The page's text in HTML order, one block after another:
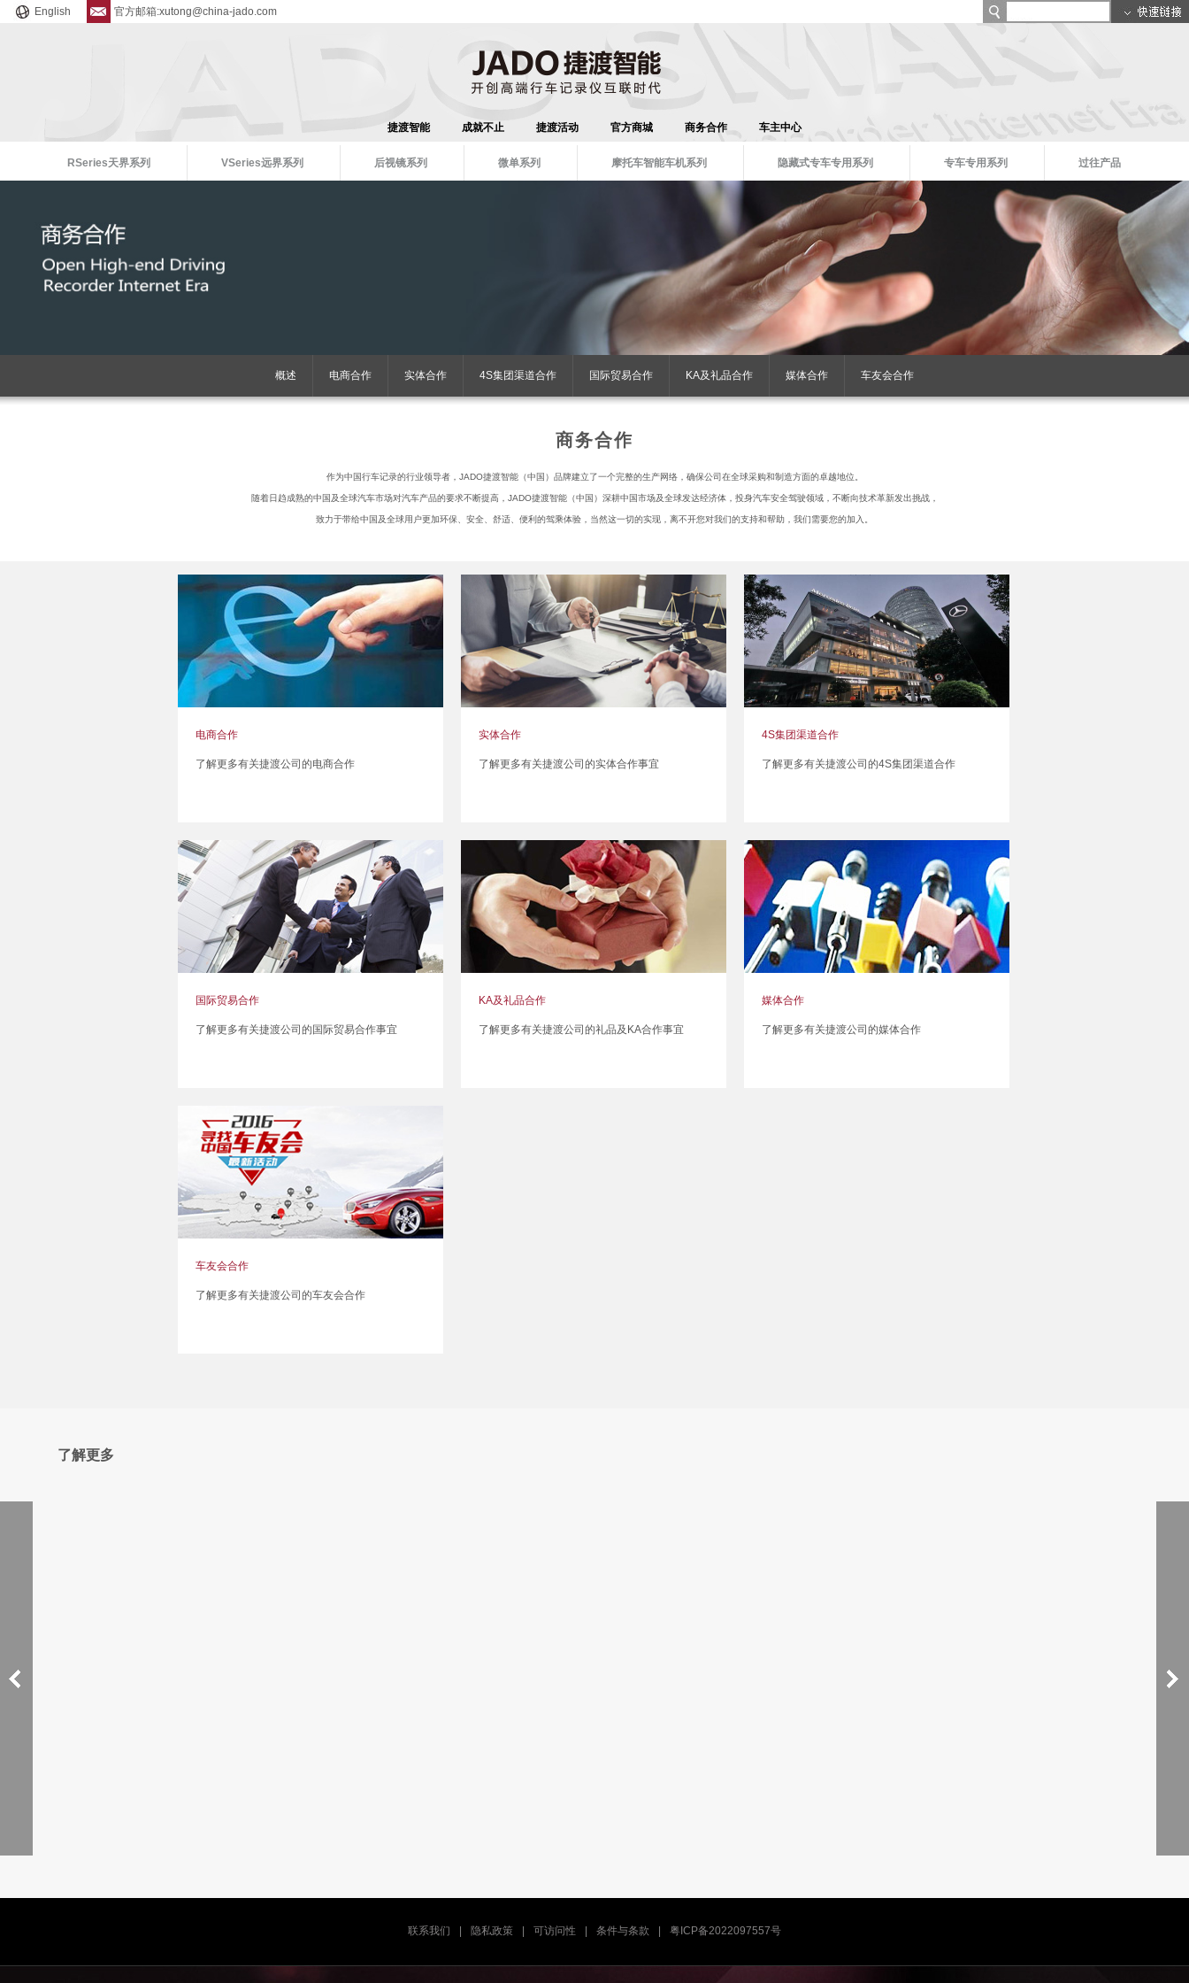
English 官方邮箱:xutong@china-jado.com
捷渡智能 成就不止 捷渡活动 官方商城 商务合作 车主中心
RSeries天界系列 VSeries远界系列 后视镜系列 微单系列 摩托车智能车机系列 隐藏式专车专用系列 专车专用系列 过往产品
概述 电商合作 实体合作 4S集团渠道合作 国际贸易合作 KA及礼品合作 媒体合作 车友会合作
商务合作
作为中国行车记录的行业领导者，JADO捷渡智能（中国）品牌建立了一个完整的生产网络，确保公司在全球采购和制造方面的卓越地位。
随着日趋成熟的中国及全球汽车市场对汽车产品的要求不断提高，JADO捷渡智能（中国）深耕中国市场及全球发达经济体，投身汽车安全驾驶领域，不断向技术革新发出挑战，
致力于带给中国及全球用户更加环保、安全、舒适、便利的驾乘体验，当然这一切的实现，离不开您对我们的支持和帮助，我们需要您的加入。
电商合作
了解更多有关捷渡公司的电商合作
实体合作
了解更多有关捷渡公司的实体合作事宜
4S集团渠道合作
了解更多有关捷渡公司的4S集团渠道合作
国际贸易合作
了解更多有关捷渡公司的国际贸易合作事宜
KA及礼品合作
了解更多有关捷渡公司的礼品及KA合作事宜
媒体合作
了解更多有关捷渡公司的媒体合作
车友会合作
了解更多有关捷渡公司的车友会合作
了解更多
联系我们 | 隐私政策 | 可访问性 | 条件与条款 | 粤ICP备2022097557号